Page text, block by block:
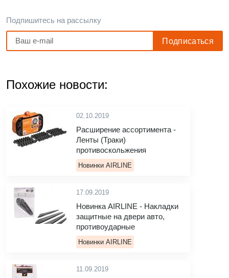
Подпишитесь на рассылку
Похожие новости:
02.10.2019
Расширение ассортимента -
Ленты (Траки)
противоскольжения
Новинки AIRLINE
17.09.2019
Новинка AIRLINE - Накладки
защитные на двери авто,
противоударные
Новинки AIRLINE
11.09.2019